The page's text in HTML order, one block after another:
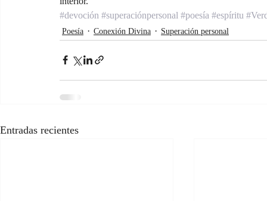
#devoción #superaciónpersonal #poesía #espíritu
Poesía Conexión Divina Superación personal
Entradas recientes